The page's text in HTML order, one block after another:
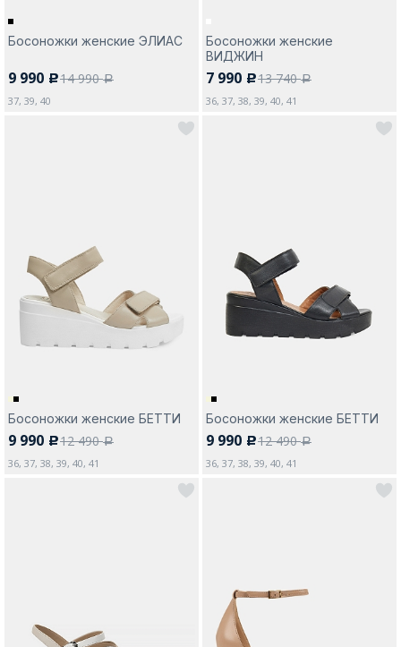
Босоножки женские ЭЛИАС
9 990 c14 990a
37, 39, 40
Босоножки женские
ВИДЖИН
7 990 c13 740a
36, 37, 38, 39, 40, 41
Босоножки женские БЕТТИ
9 990 c12 490a
36, 37, 38, 39, 40, 41
Босоножки женские БЕТТИ
9 990 c12 490a
36, 37, 38, 39, 40, 41